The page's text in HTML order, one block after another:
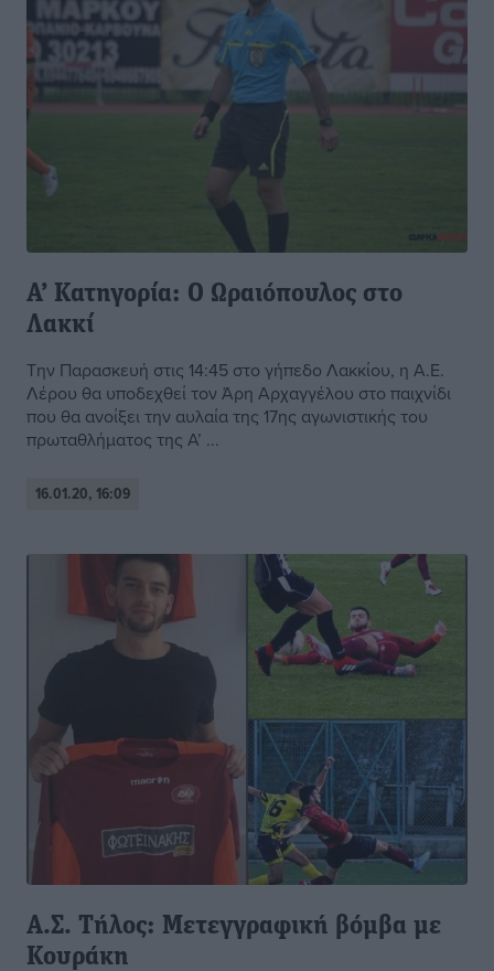
Α’ Κατηγορία: Ο Ωραιόπουλος στο
Λακκί
Την Παρασκευή στις 14:45 στο γήπεδο Λακκίου, η Α.Ε.
Λέρου θα υποδεχθεί τον Άρη Αρχαγγέλου στο παιχνίδι
που θα ανοίξει την αυλαία της 17ης αγωνιστικής του
πρωταθλήματος της Α’ ...
16.01.20, 16:09
Α.Σ. Τήλος: Μετεγγραφική βόμβα με
Κουράκη